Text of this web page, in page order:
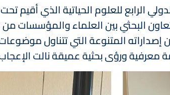
للعلوم الحياتية الذي أقيم تحت
11/2025، وذلك بهدف تعزيز التعاون البحثي بين
المتنوعة التي تتناول
معرفية ورؤى بحثية عميقة نالت